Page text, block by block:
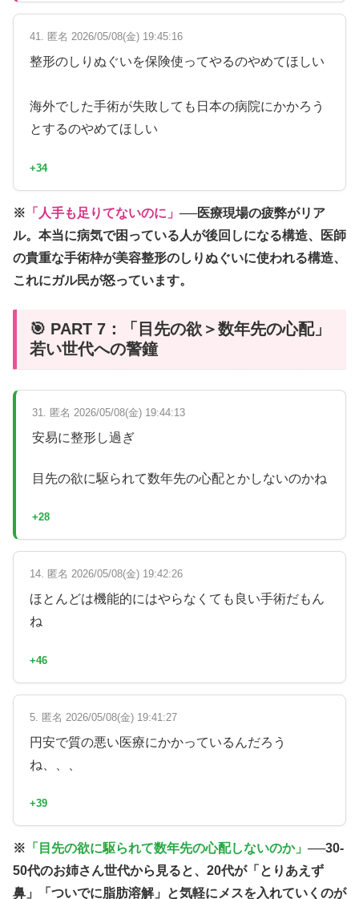
41. 匿名 2026/05/08(金) 19:45:16
整形のしりぬぐいを保険使ってやるのやめてほしい
海外でした手術が失敗しても日本の病院にかかろう
とするのやめてほしい
+34
※ 「人手も足りてないのに」 ──医療現場の疲弊がリア
ル。本当に病気で困っている人が後回しになる構造、医師
の貴重な手術枠が美容整形のしりぬぐいに使われる構造、
これにガル民が怒っています。
🎯 PART 7：「目先の欲＞数年先の心配」
若い世代への警鐘
31. 匿名 2026/05/08(金) 19:44:13
安易に整形し過ぎ
目先の欲に駆られて数年先の心配とかしないのかね
+28
14. 匿名 2026/05/08(金) 19:42:26
ほとんどは機能的にはやらなくても良い手術だもん
ね
+46
5. 匿名 2026/05/08(金) 19:41:27
円安で質の悪い医療にかかっているんだろう
ね、、、
+39
※ 「目先の欲に駆られて数年先の心配しないのか」 ──30-
50代のお姉さん世代から見ると、20代が「とりあえず
鼻」「ついでに脂肪溶解」と気軽にメスを入れていくのが